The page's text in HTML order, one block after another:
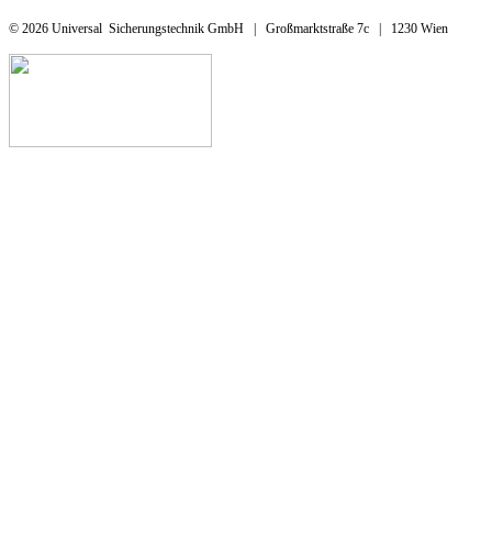
© 2026 Universal Sicherungstechnik GmbH | Großmarktstraße 7c | 1230 Wien